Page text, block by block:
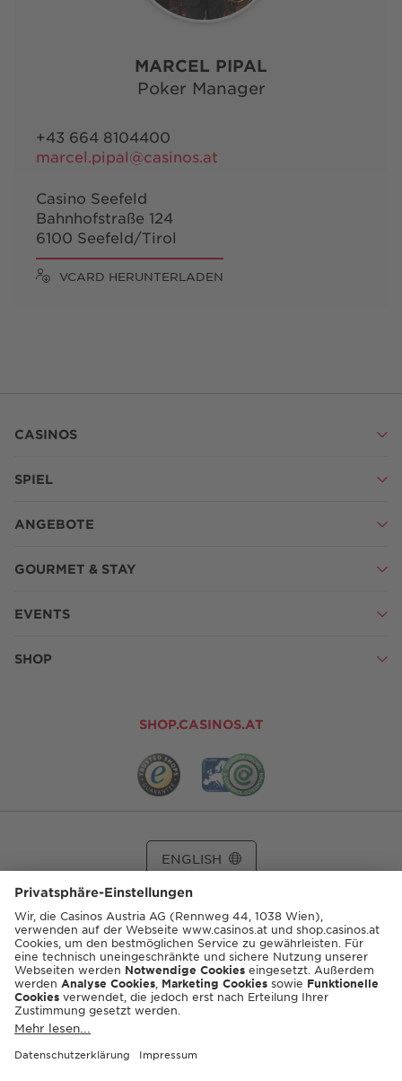
MARCEL PIPAL
Poker Manager
Casino Seefeld
Bahnhofstraße 124
6100 Seefeld/Tirol
+43 664 8104400
marcel.pipal@casinos.at
VCARD HERUNTERLADEN
CASINOS
SPIEL
ANGEBOTE
GOURMET & STAY
EVENTS
SHOP
SHOP.CASINOS.AT
© 2026 Casinos Austria AG
ENGLISH